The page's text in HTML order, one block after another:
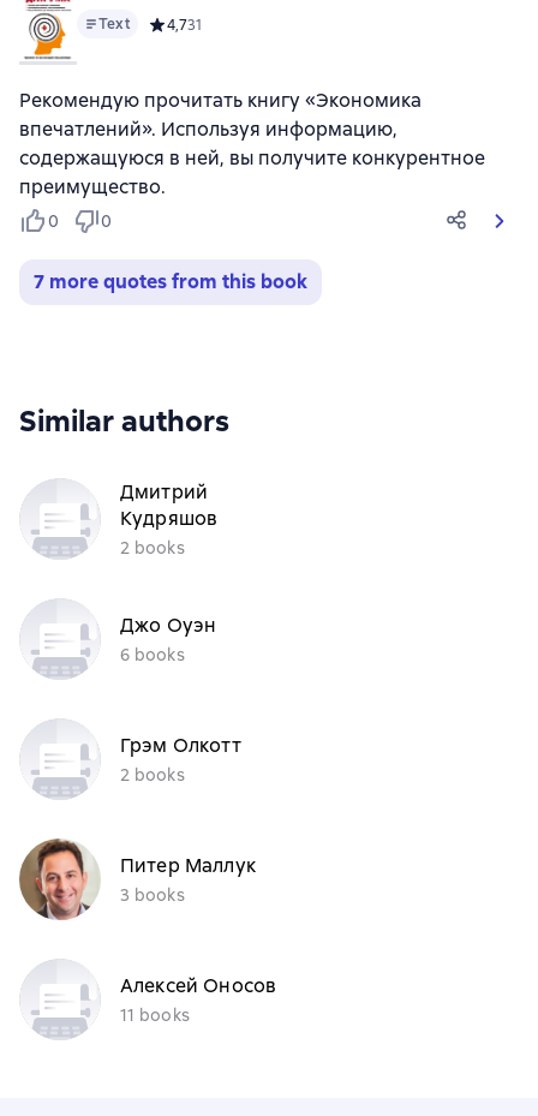
Text Средний рейтинг 4,7 на основе 31 оценок
4,731
Рекомендую прочитать книгу «Экономика
впечатлений». Используя информацию,
содержащуюся в ней, вы получите конкурентное
преимущество.
0 0
7 more quotes from this book
Similar authors
Дмитрий
Кудряшов
2 books
Джо Оуэн
6 books
Грэм Олкотт
2 books
Питер Маллук
3 books
Алексей Оносов
11 books